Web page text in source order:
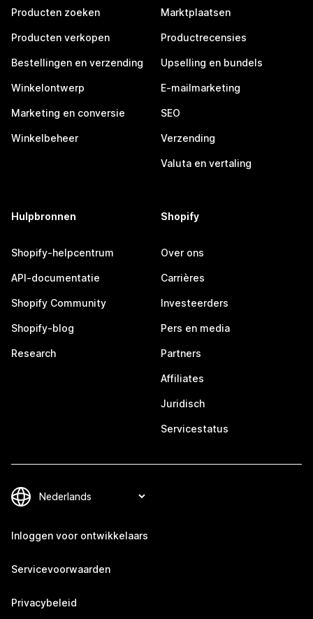
Producten zoeken
Producten verkopen
Bestellingen en verzending
Winkelontwerp
Marketing en conversie
Winkelbeheer
Marktplaatsen
Productrecensies
Upselling en bundels
E-mailmarketing
SEO
Verzending
Valuta en vertaling
Hulpbronnen
Shopify-helpcentrum
API-documentatie
Shopify Community
Shopify-blog
Research
Shopify
Over ons
Carrières
Investeerders
Pers en media
Partners
Affiliates
Juridisch
Servicestatus
Inloggen voor ontwikkelaars
Servicevoorwaarden
Privacybeleid